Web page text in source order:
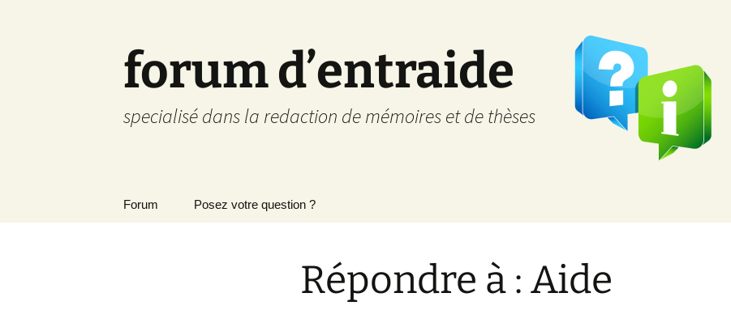
forum d’entraide
specialisé dans la redaction de mémoires et de thèses
Forum Posez votre question ?
Répondre à : Aide